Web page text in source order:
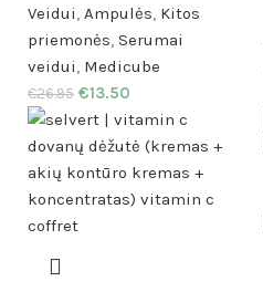
Veidui, Ampulės, Kitos
priemonės, Serumai
veidui, Medicube
€26.95 €13.50